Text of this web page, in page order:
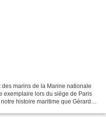
marins de la Marine nationale
exemplaire lors du siège de Paris
histoire maritime que Gérard